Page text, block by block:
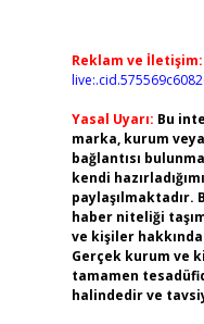
Reklam ve İletişim:
Yasal Uyarı: Bu
marka, kurum
bağlantısı
kendi
haber niteliği
ve kişiler
Gerçek kurum ve
tamamen
halindedir ve